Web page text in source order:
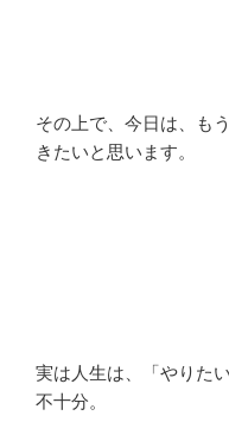
その上で、今日は、も
きたいと思います。
実は人生は、「やりた
不十分。